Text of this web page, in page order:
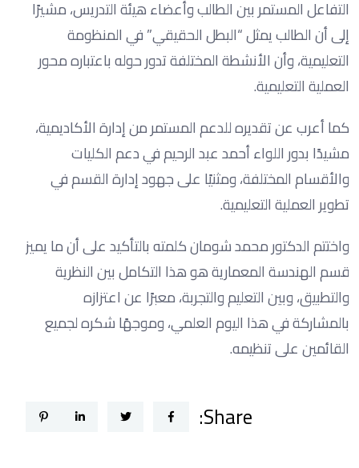
التفاعل المستمر بين الطالب وأعضاء هيئة التدريس، مشيرًا
إلى أن الطالب يمثل “البطل الحقيقي” في المنظومة
التعليمية، وأن الأنشطة المختلفة تدور حوله باعتباره محور
العملية التعليمية.
كما أعرب عن تقديره للدعم المستمر من إدارة الأكاديمية،
مشيدًا بدور اللواء أحمد عبد الرحيم في دعم الكليات
والأقسام المختلفة، ومثنيًا على جهود إدارة القسم في
تطوير العملية التعليمية.
واختتم الدكتور محمد شومان كلمته بالتأكيد على أن ما يميز
قسم الهندسة المعمارية هو هذا التكامل بين النظرية
والتطبيق، وبين التعليم والتجربة، معبرًا عن اعتزازه
بالمشاركة في هذا اليوم العلمي، وموجهًا شكره لجميع
القائمين على تنظيمه.
Share: